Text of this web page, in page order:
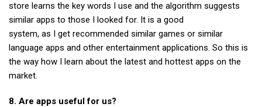
store learns the key words I use and the algorithm suggests
similar apps to those I looked for. It is a good
system, as I get recommended similar games or similar
language apps and other entertainment applications. So this is
the way how I learn about the latest and hottest apps on the
market.
8. Are apps useful for us?